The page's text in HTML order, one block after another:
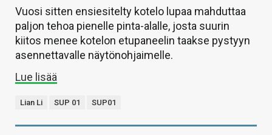
Vuosi sitten ensiesitelty kotelo lupaa mahduttaa
paljon tehoa pienelle pinta-alalle, josta suurin
kiitos menee kotelon etupaneelin taakse pystyyn
asennettavalle näytönohjaimelle.
Lue lisää
Lian Li SUP 01 SUP01